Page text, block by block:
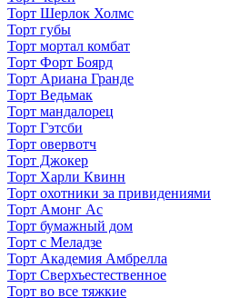
Торт Шерлок Холмс
Торт губы
Торт мортал комбат
Торт Форт Боярд
Торт Ариана Гранде
Торт Ведьмак
Торт мандалорец
Торт Гэтсби
Торт овервотч
Торт Джокер
Торт Харли Квинн
Торт охотники за привидениями
Торт Амонг Ас
Торт бумажный дом
Торт с Меладзе
Торт Академия Амбрелла
Торт Сверхъестественное
Торт во все тяжкие